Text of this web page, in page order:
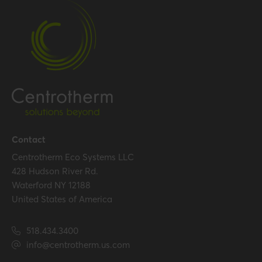
Certification
Certificates (US/CAN)
Contact
Centrotherm Eco Systems LLC
428 Hudson River Rd.
Waterford NY 12188
United States of America
518.434.3400
info@centrotherm.us.com